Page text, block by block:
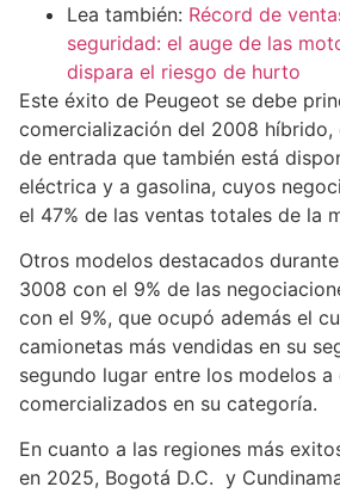
Lea también: Récord de
seguridad: el auge de las
dispara el riesgo de hurto
Este éxito de Peugeot se debe
comercialización del 2008
de entrada que también está
eléctrica y a gasolina, cuyos
el 47% de las ventas totales de la
Otros modelos destacados
3008 con el 9% de las
con el 9%, que ocupó además el
camionetas más vendidas en su
segundo lugar entre los modelos a
comercializados en su categoría.
En cuanto a las regiones más
en 2025, Bogotá D.C. y